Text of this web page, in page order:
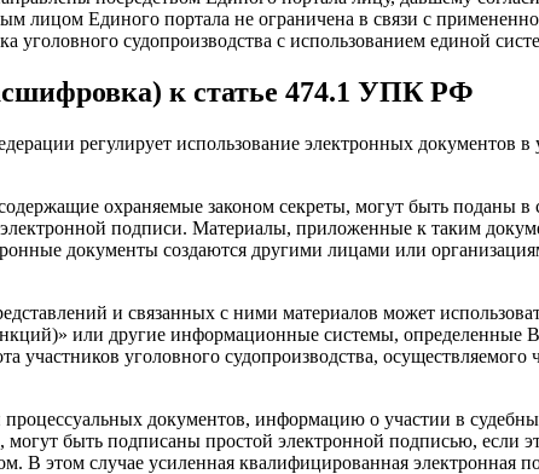
лицом Единого портала не ограничена в связи с
уголовного судопроизводства с использованием единой
к статье 474.1 УПК РФ
регулирует использование электронных документов в
охраняемые законом секреты, могут быть поданы в
подписи. Материалы, приложенные к таким
документы создаются другими лицами или
и связанных с ними материалов может
или другие информационные системы,
участников уголовного судопроизводства,
процессуальных документов, информацию о участии в
быть подписаны простой электронной подписью, если
этом случае усиленная квалифицированная электронная